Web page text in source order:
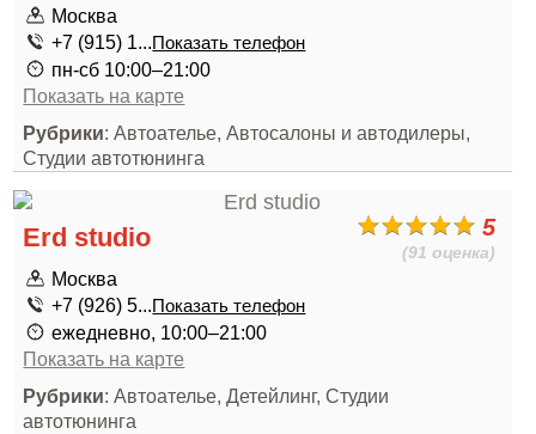
Москва
+7 (915) 1...Показать телефон
пн-сб 10:00–21:00
Показать на карте
Рубрики: Автоателье, Автосалоны и автодилеры,
Студии автотюнинга
5
(91 оценка)
Erd studio
Москва
+7 (926) 5...Показать телефон
ежедневно, 10:00–21:00
Показать на карте
Рубрики: Автоателье, Детейлинг, Студии
автотюнинга